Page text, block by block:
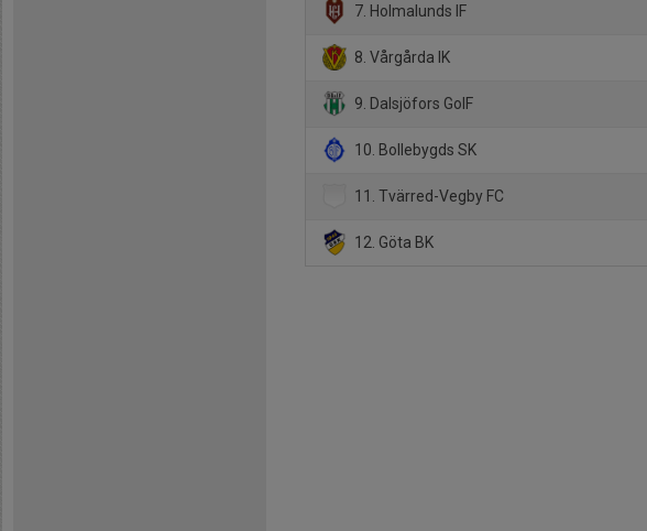
7. Holmalunds IF
8. Vårgårda IK
9. Dalsjöfors GoIF
10. Bollebygds SK
11. Tvärred-Vegby FC
12. Göta BK